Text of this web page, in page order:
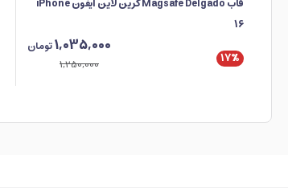
قاب Magsafe Delgado گرین لاین آیفون iPhone
16
17%
1,035,000تومان
1,250,000